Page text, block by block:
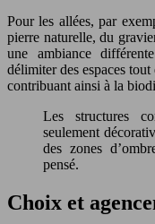
Pour les allées, par
pierre naturelle, du
une ambiance
délimiter des espaces
contribuant ainsi à la
Les structures
seulement
des zones
pensé.
Choix et